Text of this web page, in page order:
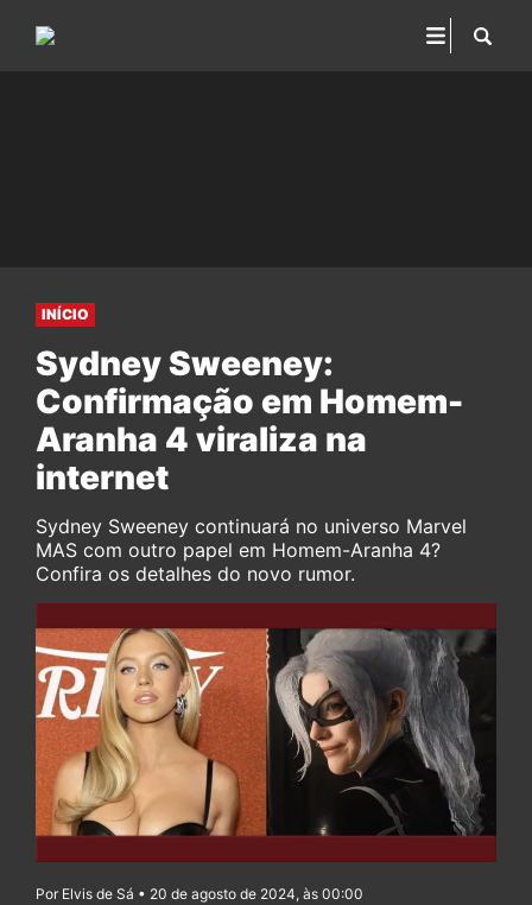
INÍCIO
Sydney Sweeney:
Confirmação em Homem-
Aranha 4 viraliza na
internet
Sydney Sweeney continuará no universo Marvel
MAS com outro papel em Homem-Aranha 4?
Confira os detalhes do novo rumor.
Por Elvis de Sá • 20 de agosto de 2024, às 00:00